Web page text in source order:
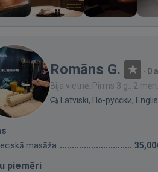
Romāns G. · 0
Bija vietnē: Pirms 3 g., 2 mēn.
Latviski, По-русски,
masāža
piemēri